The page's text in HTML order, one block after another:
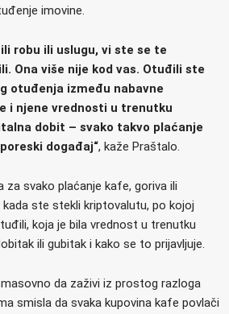
imovine.
robu ili uslugu, vi ste se te
Ona više nije kod vas. Otuđili ste
otuđenja između nabavne
i njene vrednosti u trenutku
dobit – svako takvo plaćanje
događaj“, kaže Praštalo.
za svako plaćanje kafe, goriva ili
ste stekli kriptovalutu, po kojoj
koja je bila vrednost u trenutku
ili gubitak i kako se to prijavljuje.
da zaživi iz prostog razloga
smisla da svaka kupovina kafe povlači